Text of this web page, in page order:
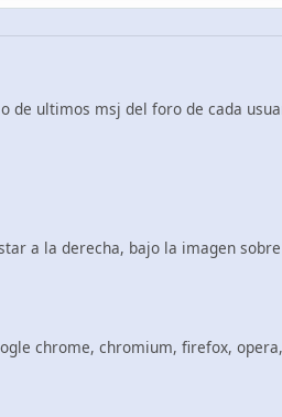
ultimos msj del foro de cada
a la derecha, bajo la imagen
chrome, chromium, firefox,